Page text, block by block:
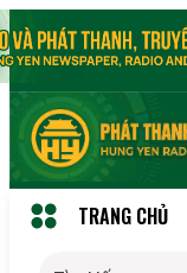
TRANG CHỦ